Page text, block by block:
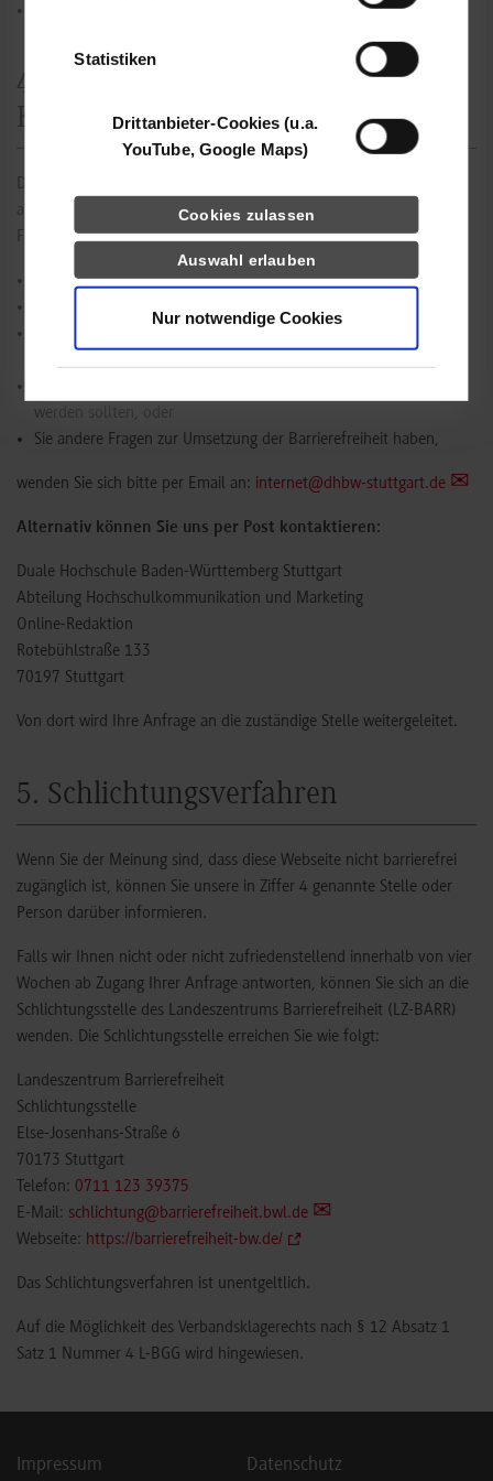
Statistiken
Drittanbieter-Cookies (u.a.
YouTube, Google Maps)
Cookies zulassen
Auswahl erlauben
Nur notwendige Cookies
4. Rückmeldung und
Kontaktangabe
Die DHBW Stuttgart arbeitet daran, die bestehenden Barrieren
abzuschaffen.
Falls
Sie bei der Verwendung der Webseite auf Barrieren stoßen,
werden sollten, oder
Sie andere Fragen zur Umsetzung der Barrierefreiheit haben,
wenden Sie sich bitte per Email an: internet@dhbw-stuttgart.de
Alternativ können Sie uns per Post kontaktieren:
Duale Hochschule Baden-Württemberg Stuttgart
Abteilung Hochschulkommunikation und Marketing
Online-Redaktion
Rotebühlstraße 133
70197 Stuttgart
Von dort wird Ihre Anfrage an die zuständige Stelle weitergeleitet.
5. Schlichtungsverfahren
Wenn Sie der Meinung sind, dass diese Webseite nicht barrierefrei
zugänglich ist, können Sie unsere in Ziffer 4 genannte Stelle oder
Person darüber informieren.
Falls wir Ihnen nicht oder nicht zufriedenstellend innerhalb von vier
Wochen ab Zugang Ihrer Anfrage antworten, können Sie sich an die
Schlichtungsstelle des Landeszentrums Barrierefreiheit (LZ-BARR)
wenden. Die Schlichtungsstelle erreichen Sie wie folgt:
Landeszentrum Barrierefreiheit
Schlichtungsstelle
Else-Josenhans-Straße 6
70173 Stuttgart
Telefon: 0711 123 39375
E-Mail: schlichtung@barrierefreiheit.bwl.de
Webseite: https://barrierefreiheit-bw.de/
Das Schlichtungsverfahren ist unentgeltlich.
Auf die Möglichkeit des Verbandsklagerechts nach § 12 Absatz 1
Satz 1 Nummer 4 L-BGG wird hingewiesen.
Impressum Datenschutz